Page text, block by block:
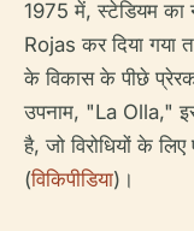
1975 में, स्टेडियम
Rojas कर दिया गया
के विकास के पीछे
उपनाम, "La Olla,"
है, जो विरोधियों के
(विकिपीडिया)।